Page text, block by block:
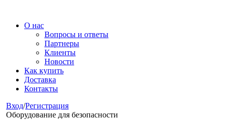
О нас
Вопросы и ответы
Партнеры
Клиенты
Новости
Как купить
Доставка
Контакты
Вход/Регистрация
Оборудование для безопасности